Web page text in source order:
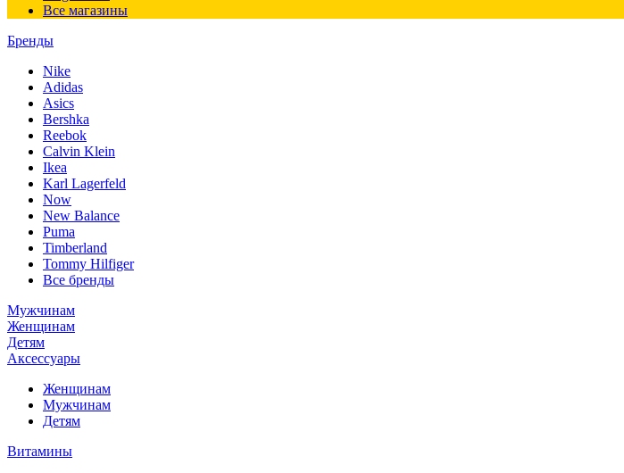
Все магазины
Бренды
Nike
Adidas
Asics
Bershka
Reebok
Calvin Klein
Ikea
Karl Lagerfeld
Now
New Balance
Puma
Timberland
Tommy Hilfiger
Все бренды
Мужчинам
Женщинам
Детям
Аксессуары
Женщинам
Мужчинам
Детям
Витамины